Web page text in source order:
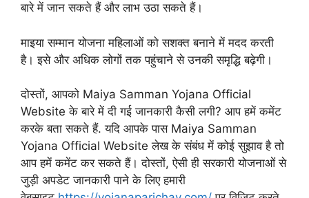
बारे में जान सकते हैं और लाभ उठा सकते हैं।
माइया सम्मान योजना महिलाओं को सशक्त बनाने में मदद करती
है। इसे और अधिक लोगों तक पहुंचाने से उनकी समृद्धि बढ़ेगी।
दोस्तों, आपको Maiya Samman Yojana Official
Website के बारे में दी गई जानकारी कैसी लगी? आप हमें कमेंट
करके बता सकते हैं. यदि आपके पास Maiya Samman
Yojana Official Website लेख के संबंध में कोई सुझाव है तो
आप हमें कमेंट कर सकते हैं। दोस्तों, ऐसी ही सरकारी योजनाओं से
जुड़ी अपडेट जानकारी पाने के लिए हमारी